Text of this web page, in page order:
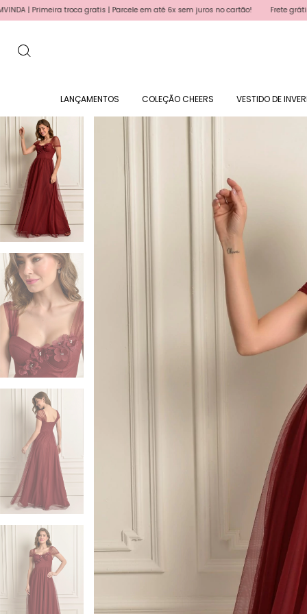
troca gratis | Parcele em até 6x sem juros no cartão! Frete grátis para produtos
LANÇAMENTOS COLEÇÃO CHEERS VESTIDO DE